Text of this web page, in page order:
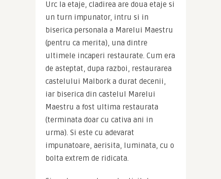
Urc la etaje, cladirea are doua etaje si
un turn impunator, intru si in
biserica personala a Marelui Maestru
(pentru ca merita), una dintre
ultimele incaperi restaurate. Cum era
de asteptat, dupa razboi, restaurarea
castelului Malbork a durat decenii,
iar biserica din castelul Marelui
Maestru a fost ultima restaurata
(terminata doar cu cativa ani in
urma). Si este cu adevarat
impunatoare, aerisita, luminata, cu o
bolta extrem de ridicata.